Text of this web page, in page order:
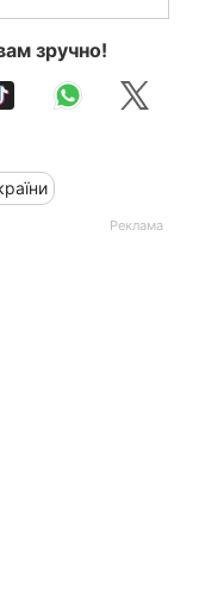
зручно!